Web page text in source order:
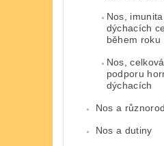
Nos,
dýchacích
během roku
Nos,
podporu
dýchacích
Nos a
Nos a dutiny